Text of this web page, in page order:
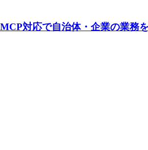
対応で自治体・企業の業務